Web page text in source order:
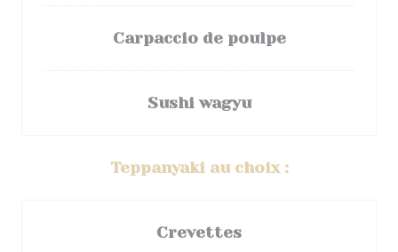
Carpaccio de poulpe
Sushi wagyu
Teppanyaki au choix :
Crevettes